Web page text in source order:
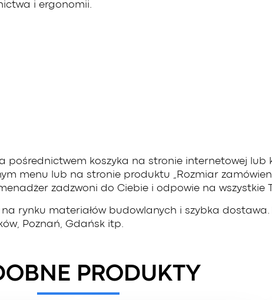
i ergonomii.
pośrednictwem koszyka na stronie internetowej lub
menu lub na stronie produktu „Rozmiar
zadzwoni do Ciebie i odpowie na wszystkie
rynku materiałów budowlanych i szybka
Poznań, Gdańsk itp.
PRODUKTY